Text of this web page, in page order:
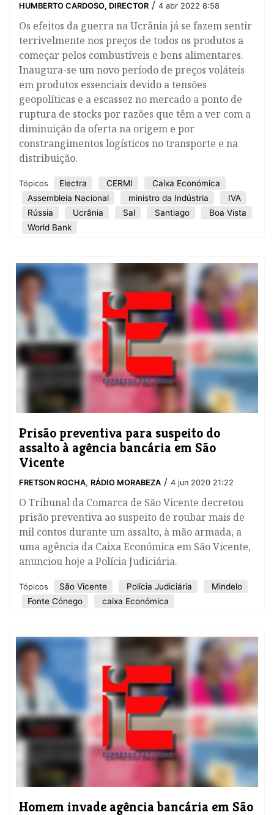
HUMBERTO CARDOSO, DIRECTOR / 4 abr 2022 8:58
Os efeitos da guerra na Ucrânia já se fazem sentir
terrivelmente nos preços de todos os produtos a
começar pelos combustíveis e bens alimentares.
Inaugura-se um novo período de preços voláteis
em produtos essenciais devido a tensões
geopolíticas e a escassez no mercado a ponto de
ruptura de stocks por razões que têm a ver com a
diminuição da oferta na origem e por
constrangimentos logísticos no transporte e na
distribuição.
Tópicos Electra CERMI
Caixa Económica
Assembleia Nacional
ministro da Indústria
IVA
Rússia
Ucrânia Sal Santiago
Boa Vista
World Bank
​Prisão preventiva para suspeito do
assalto à agência bancária em São
Vicente
FRETSON ROCHA, RÁDIO MORABEZA / 4 jun 2020 21:22
O Tribunal da Comarca de São Vicente decretou
prisão preventiva ao suspeito de roubar mais de
mil contos durante um assalto, à mão armada, a
uma agência da Caixa Económica em São Vicente,
anunciou hoje a Polícia Judiciária.
Tópicos São Vicente Polícia Judiciária
Mindelo
Fonte Cónego
caixa Económica
Homem invade agência bancária em São